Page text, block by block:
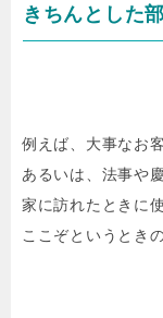
きちんとした
例えば、大事なお
あるいは、法事や
家に訪れたときに
ここぞというとき